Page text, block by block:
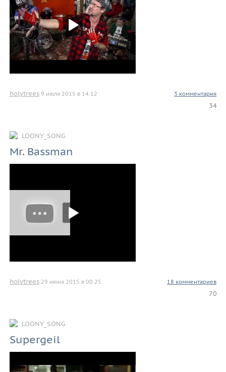
holytrees 9 июля 2015 в 14.12 3 комментария
34
LOONY_SONG
Mr. Bassman
holytrees 29 июня 2015 в 00.25 18 комментариев
70
LOONY_SONG
Supergeil